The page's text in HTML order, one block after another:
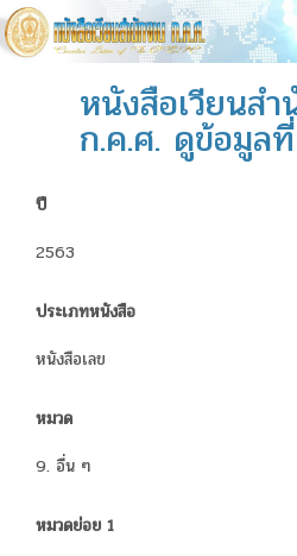
หนังสือเวียนสำ
ก.ค.ศ. ดูข้อมูล
ปี
2563
ประเภทหนังสือ
หนังสือเลข
หมวด
9. อื่น ๆ
หมวดย่อย 1